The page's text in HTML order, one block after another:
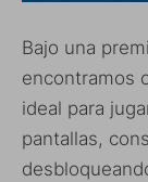
Bajo una
encontramos
ideal para
pantallas,